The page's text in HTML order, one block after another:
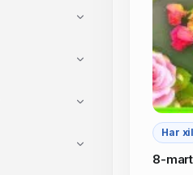
Har xil
8-